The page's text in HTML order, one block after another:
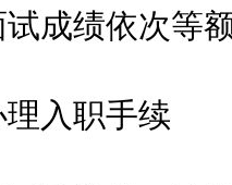
成绩依次等
入职手续